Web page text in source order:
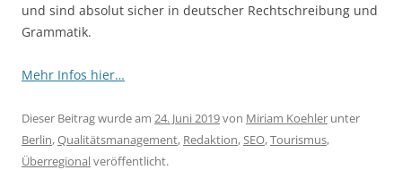
und sind absolut sicher in deutscher Rechtschreibung und
Grammatik.
Mehr Infos hier…
Dieser Beitrag wurde am 24. Juni 2019von Miriam Koehler unter
Berlin,Qualitätsmanagement, Redaktion,SEO,Tourismus,
Überregionalveröffentlicht.